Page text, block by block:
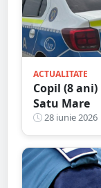
ACTUALITATE
Copil (8
Satu Mare
28 iunie 2026